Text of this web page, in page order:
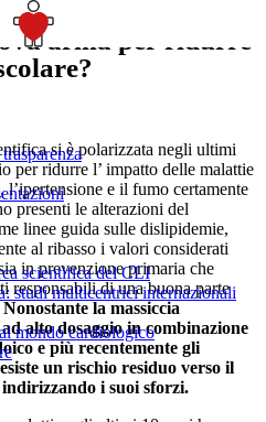
scientifica del CLI
studi multicentrici internazionali
mondo cardiologico
arma per ridurre
si è polarizzata negli ultimi
per ridurre l’ impatto delle malattie
e il fumo certamente
presenti le alterazioni del
linee guida sulle dislipidemie,
al ribasso i valori considerati
in prevenzione primaria che
responsabili di una buona parte
Nonostante la massiccia
alto dosaggio in combinazione
e più recentemente gli
un rischio residuo verso il
i suoi sforzi.